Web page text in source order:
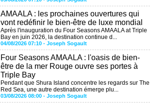
AMAALA : les prochaines ouvertures qui
vont redéfinir le bien-être de luxe mondial
Après l'inauguration du Four Seasons AMAALA at Triple
Bay en juin 2026, la destination continue d...
04/08/2026 07:10 - Joseph Sogault
Four Seasons AMAALA : l'oasis de bien-
être de la mer Rouge ouvre ses portes à
Triple Bay
Pendant que Shura Island concentre les regards sur The
Red Sea, une autre destination émerge plu...
03/08/2026 08:00 - Joseph Sogault